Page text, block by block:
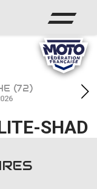
(72)
SHAD